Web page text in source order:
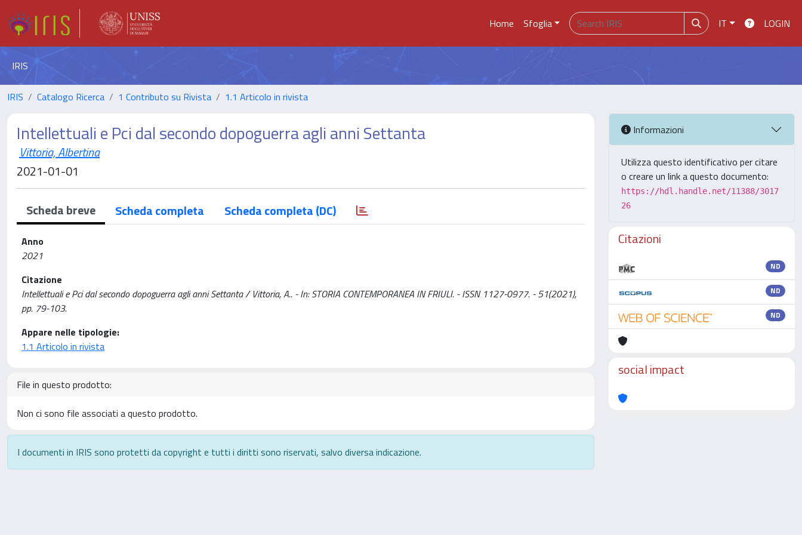
Home Sfoglia IT LOGIN
IRIS
IRIS Catalogo Ricerca 1 Contributo su Rivista 1.1 Articolo in rivista
Intellettuali e Pci dal secondo dopoguerra agli anni Settanta
Vittoria, Albertina
2021-01-01
Scheda breve Scheda completa Scheda completa (DC)
Anno
2021
Citazione
Intellettuali e Pci dal secondo dopoguerra agli anni Settanta / Vittoria, A.. - In: STORIA CONTEMPORANEA IN FRIULI. - ISSN 1127-0977. - 51(2021),
pp. 79-103.
Appare nelle tipologie:
1.1 Articolo in rivista
File in questo prodotto:
Non ci sono file associati a questo prodotto.
I documenti in IRIS sono protetti da copyright e tutti i diritti sono riservati, salvo diversa indicazione.
Informazioni
Utilizza questo identificativo per citare
o creare un link a questo documento:
https://hdl.handle.net/11388/3017
26
Citazioni
ND
ND
ND
social impact